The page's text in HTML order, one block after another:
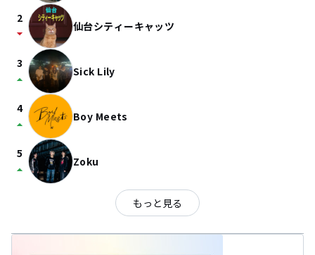
2
arrow_drop_down 仙台シティーキャッツ
3
arrow_drop_up Sick Lily
4
arrow_drop_up Boy Meets
5
arrow_drop_up Zoku
もっと見る